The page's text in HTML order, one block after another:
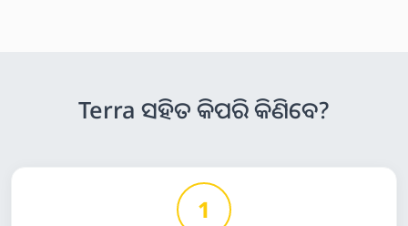
Terra ସହିତ କିପରି କିଣିବେ?
1